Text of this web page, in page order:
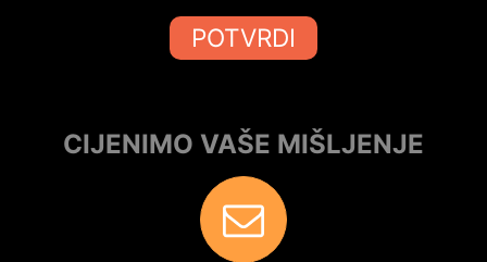
POTVRDI
CIJENIMO VAŠE MIŠLJENJE